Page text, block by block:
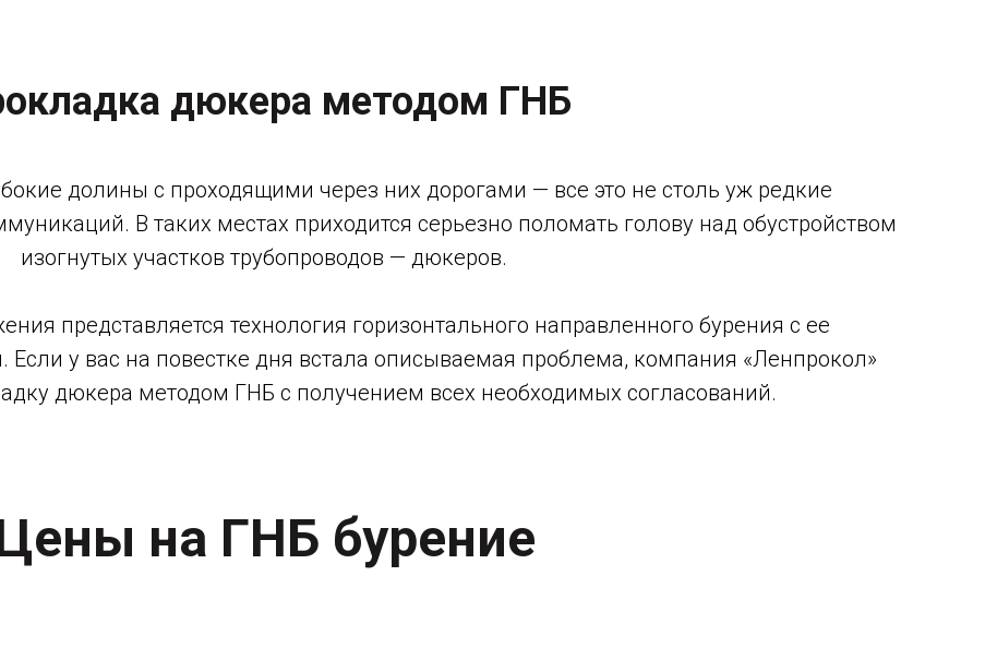
дюкера методом ГНБ
долины с проходящими через них дорогами — все это не столь уж редкие
В таких местах приходится серьезно поломать голову над обустройством
изогнутых участков трубопроводов — дюкеров.
представляется технология горизонтального направленного бурения с ее
у вас на повестке дня встала описываемая проблема, компания «Ленпрокол»
дюкера методом ГНБ с получением всех необходимых согласований.
на ГНБ бурение